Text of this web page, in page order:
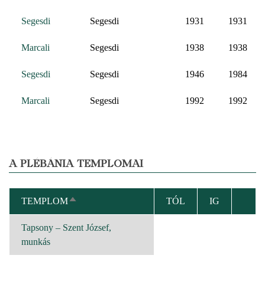
Segesdi Segesdi 1931 1931
Marcali Segesdi 1938 1938
Segesdi Segesdi 1946 1984
Marcali Segesdi 1992 1992
A PLÉBÁNIA TEMPLOMAI
TEMPLOMCSÖKKENŐ
RENDEZÉS
TÓL IG
Tapsony – Szent József,
munkás